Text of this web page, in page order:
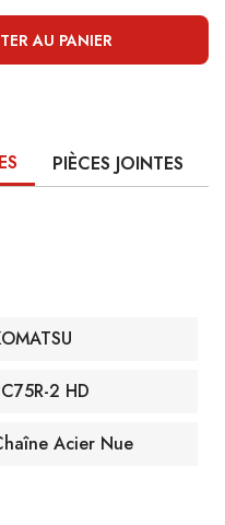
AU PANIER
PIÈCES JOINTES
2 HD
Acier Nue